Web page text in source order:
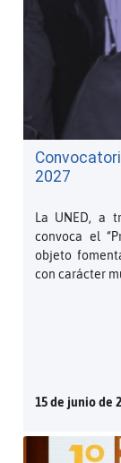
2027
La UNED, a
convoca el
objeto
con carácter
15 de junio de